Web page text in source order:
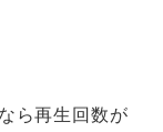
ら再生回数が